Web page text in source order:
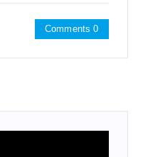
Comments 0